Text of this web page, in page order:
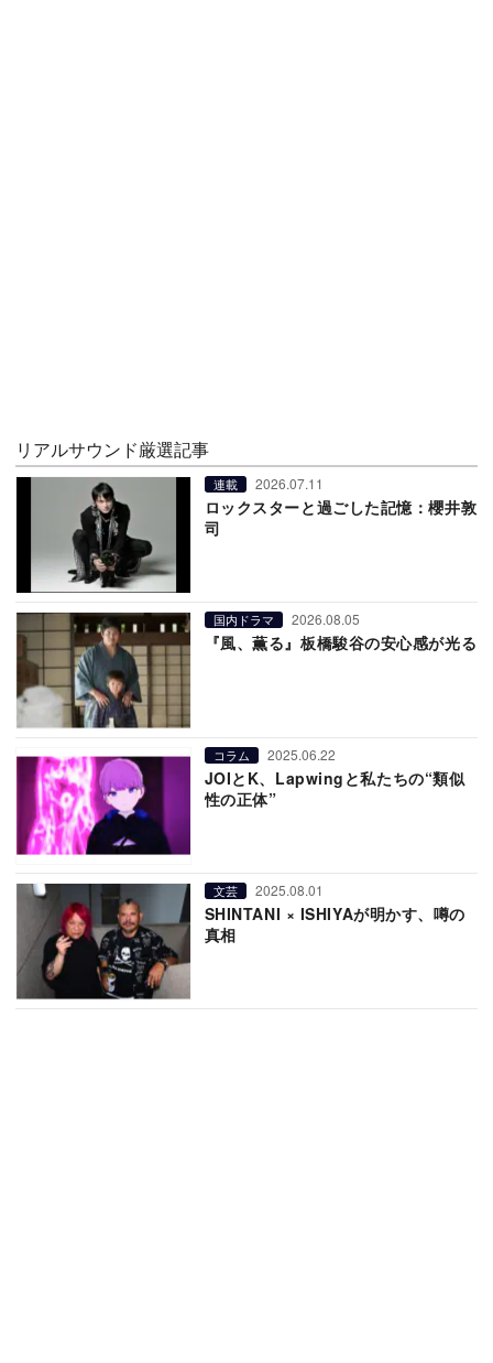
リアルサウンド厳選記事
連載 2026.07.11
ロックスターと過ごした記憶：櫻井敦
司
国内ドラマ 2026.08.05
『風、薫る』板橋駿谷の安心感が光る
コラム 2025.06.22
JOIとK、Lapwingと私たちの“類似
性の正体”
文芸 2025.08.01
SHINTANI × ISHIYAが明かす、噂の
真相